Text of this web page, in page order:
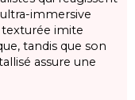
immersive
texturée imite
tandis que son
assure une